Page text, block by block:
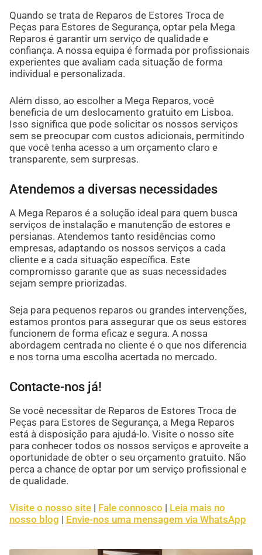
Quando se trata de Reparos de Estores Troca de
Peças para Estores de Segurança, optar pela Mega
Reparos é garantir um serviço de qualidade e
confiança. A nossa equipa é formada por profissionais
experientes que avaliam cada situação de forma
individual e personalizada.
Além disso, ao escolher a Mega Reparos, você
beneficia de um deslocamento gratuito em Lisboa.
Isso significa que pode solicitar os nossos serviços
sem se preocupar com custos adicionais, permitindo
que você tenha acesso a um orçamento claro e
transparente, sem surpresas.
Atendemos a diversas necessidades
A Mega Reparos é a solução ideal para quem busca
serviços de instalação e manutenção de estores e
persianas. Atendemos tanto residências como
empresas, adaptando os nossos serviços a cada
cliente e a cada situação específica. Este
compromisso garante que as suas necessidades
sejam sempre priorizadas.
Seja para pequenos reparos ou grandes intervenções,
estamos prontos para assegurar que os seus estores
funcionem de forma eficaz e segura. A nossa
abordagem centrada no cliente é o que nos diferencia
e nos torna uma escolha acertada no mercado.
Contacte-nos já!
Se você necessitar de Reparos de Estores Troca de
Peças para Estores de Segurança, a Mega Reparos
está à disposição para ajudá-lo. Visite o nosso site
para conhecer todos os nossos serviços e aproveite a
oportunidade de obter o seu orçamento gratuito. Não
perca a chance de optar por um serviço profissional e
de qualidade.
Visite o nosso site| Fale connosco | Leia mais no
nosso blog | Envie-nos uma mensagem via WhatsApp